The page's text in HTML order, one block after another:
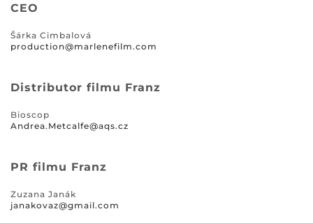
CEO
Šárka Cimbalová
production@marlenefilm.com
Distributor filmu Franz
Bioscop
Andrea.Metcalfe@aqs.cz
PR filmu Franz
Zuzana Janák
janakovaz@gmail.com